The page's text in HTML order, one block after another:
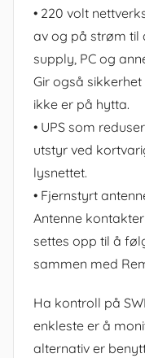
• 220 volt
av og på strøm til
supply, PC og
Gir også
ikke er på hytta.
• UPS som
utstyr ved
lysnettet.
• Fjernstyrt
Antenne
settes opp til å
sammen med
Ha kontroll på
enkleste er å
alternativ er